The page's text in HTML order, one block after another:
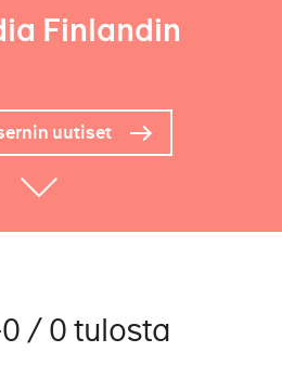
Finlandin
uutiset
/ 0 tulosta